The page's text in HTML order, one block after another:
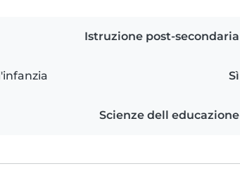
Istruzione post-secondaria
Sì
Scienze dell educazione